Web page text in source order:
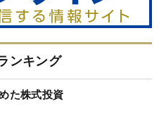
ンキング
た株式投資